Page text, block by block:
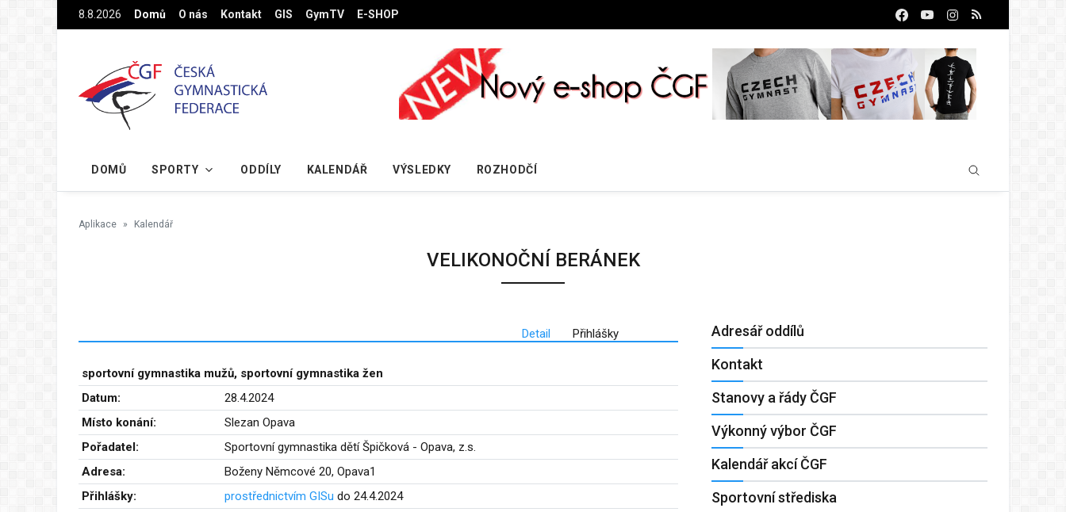
Na hlavní obsah8.8.2026 Domů O nás Kontakt GIS GymTV E-SHOP
DOMŮ SPORTY ODDÍLY KALENDÁŘ VÝSLEDKY ROZHODČÍ
Aplikace Kalendář
VELIKONOČNÍ BERÁNEK
Detail Přihlášky
sportovní gymnastika mužů, sportovní gymnastika žen
Datum:
28.4.2024
Místo konání:
Slezan Opava
Pořadatel:
Sportovní gymnastika dětí Špičková - Opava, z.s.
Adresa:
Boženy Němcové 20, Opava1
Přihlášky:
prostřednictvím GISu do 24.4.2024
Adresář oddílů
Kontakt
Stanovy a řády ČGF
Výkonný výbor ČGF
Kalendář akcí ČGF
Sportovní střediska